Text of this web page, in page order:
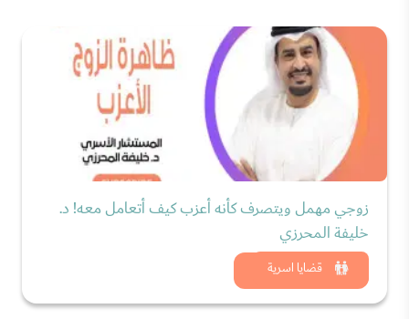
قضايا اسرية
زوجي مهمل ويتصرف كأنه أعزب كيف أتعامل معه! د.
خليفة المحرزي
شاهد الان